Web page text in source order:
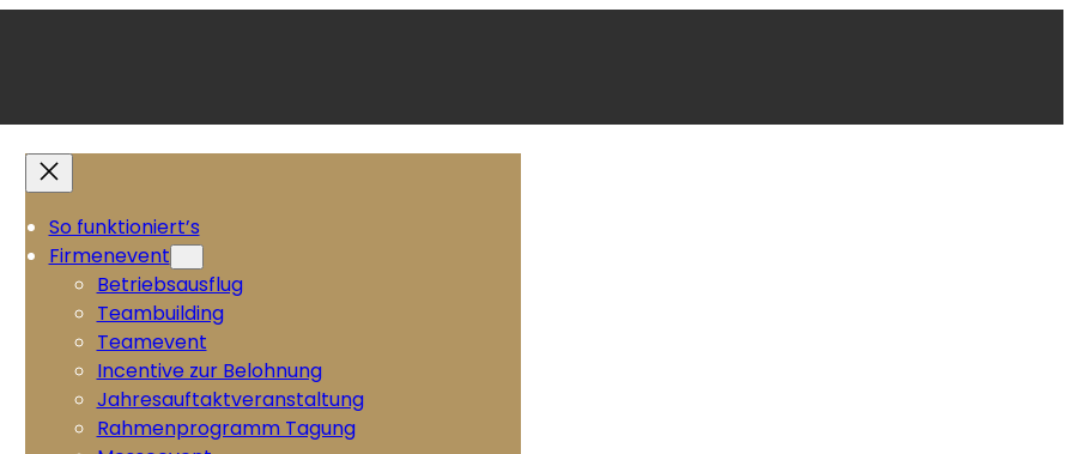
So funktioniert’s
Firmenevent
Betriebsausflug
Teambuilding
Teamevent
Incentive zur Belohnung
Jahresauftaktveranstaltung
Rahmenprogramm Tagung